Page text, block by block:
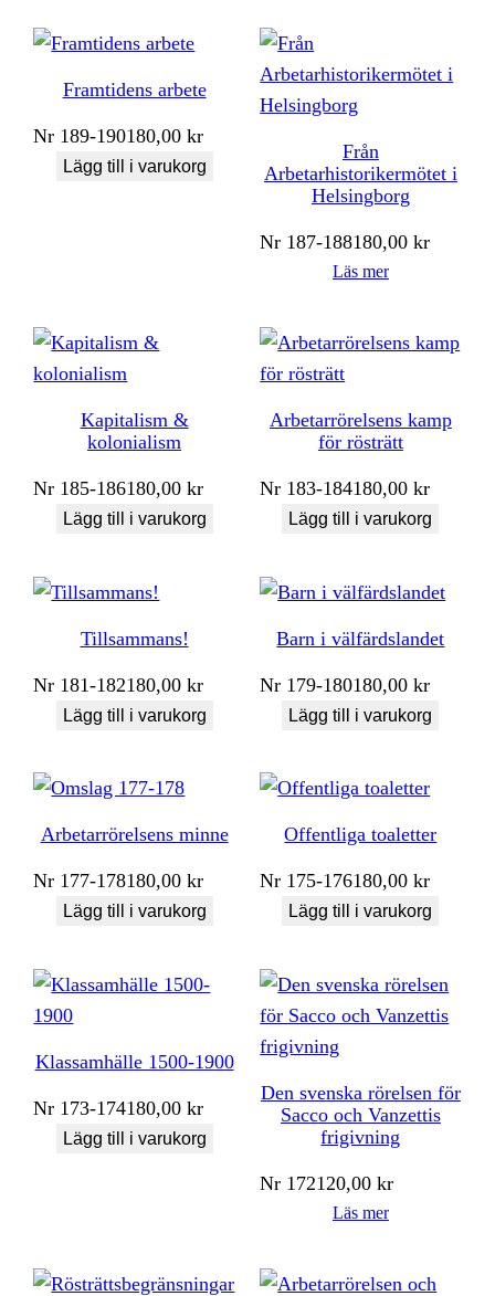
Framtidens arbete
Nr 189-190180,00kr
Lägg till i varukorg
Från
Arbetarhistorikermötet i
Helsingborg
Nr 187-188180,00kr
Läs mer
Kapitalism &
kolonialism
Nr 185-186180,00kr
Lägg till i varukorg
Arbetarrörelsens kamp
för rösträtt
Nr 183-184180,00kr
Lägg till i varukorg
Tillsammans!
Nr 181-182180,00kr
Lägg till i varukorg
Barn i välfärdslandet
Nr 179-180180,00kr
Lägg till i varukorg
Arbetarrörelsens minne
Nr 177-178180,00kr
Lägg till i varukorg
Offentliga toaletter
Nr 175-176180,00kr
Lägg till i varukorg
Klassamhälle 1500-1900
Nr 173-174180,00kr
Lägg till i varukorg
Den svenska rörelsen för
Sacco och Vanzettis
frigivning
Nr 172120,00kr
Läs mer